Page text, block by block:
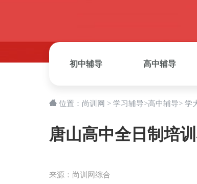
初中辅导 高中辅导
位置： 尚训网 > 学习辅导>高中辅导> 学
唐山高中全日制培
来源： 尚训网综合